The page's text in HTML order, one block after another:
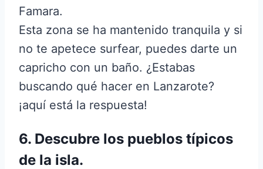
Famara.
Esta zona se ha mantenido tranquila y si
no te apetece surfear, puedes darte un
capricho con un baño. ¿Estabas
buscando qué hacer en Lanzarote?
¡aquí está la respuesta!
6. Descubre los pueblos típicos
de la isla.